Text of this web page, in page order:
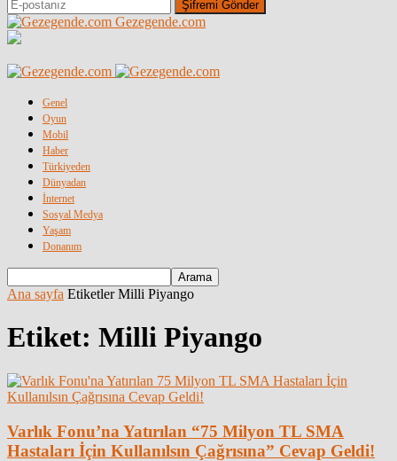
Gezegende.com
Genel
Oyun
Mobil
Haber
Türkiyeden
Dünyadan
İnternet
Sosyal Medya
Yaşam
Donanım
Ana sayfa Etiketler Milli Piyango
Etiket: Milli Piyango
Varlık Fonu’na Yatırılan “75 Milyon TL SMA
Hastaları İçin Kullanılsın Çağrısına” Cevap Geldi!